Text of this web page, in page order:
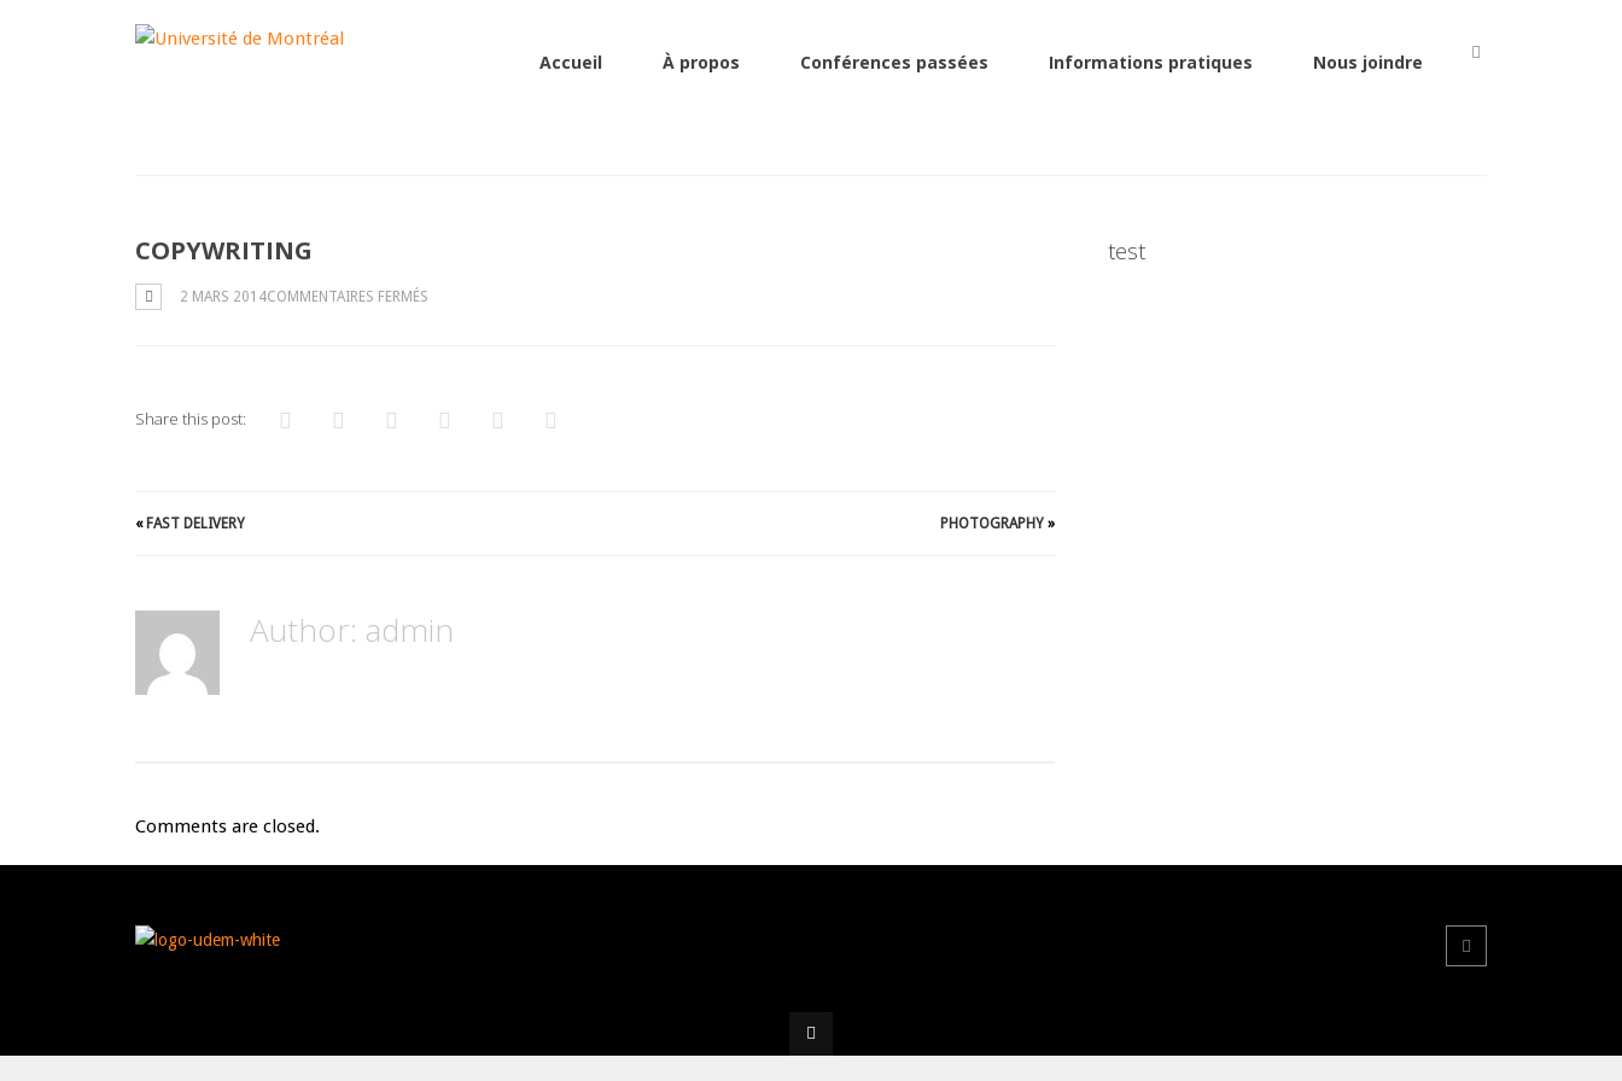
Accueil À propos Conférences passées Informations pratiques Nous joindre
COPYWRITING
2 MARS 2014COMMENTAIRES FERMÉS
Share this post:
« FAST DELIVERY PHOTOGRAPHY»
Author: admin
Comments are closed.
test